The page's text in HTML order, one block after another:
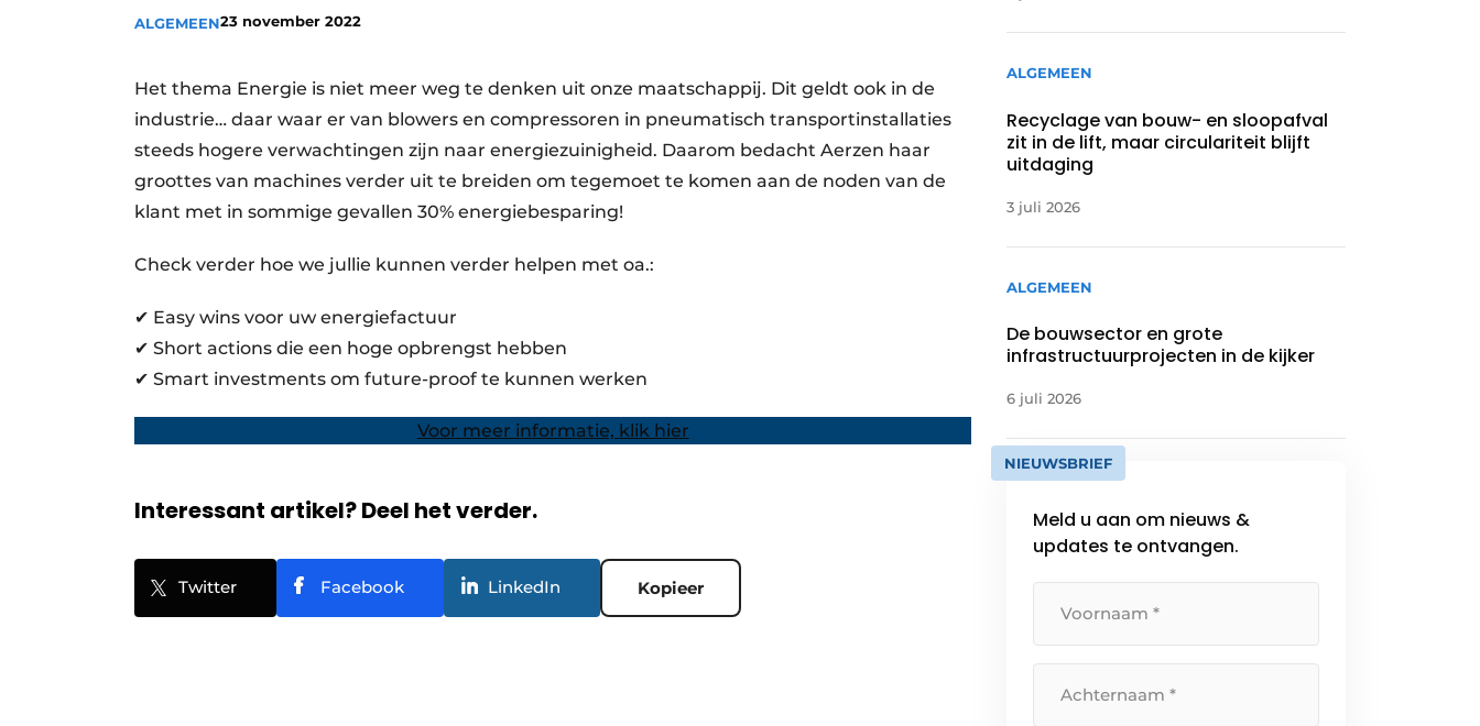
Vacatures
ALGEMEEN23 november 2022
Het thema Energie is niet meer weg te denken uit onze maatschappij. Dit geldt ook in de
industrie… daar waar er van blowers en compressoren in pneumatisch transportinstallaties
steeds hogere verwachtingen zijn naar energiezuinigheid. Daarom bedacht Aerzen haar
groottes van machines verder uit te breiden om tegemoet te komen aan de noden van de
klant met in sommige gevallen 30% energiebesparing!
Check verder hoe we jullie kunnen verder helpen met oa.:
✔ Easy wins voor uw energiefactuur
✔ Short actions die een hoge opbrengst hebben
✔ Smart investments om future-proof te kunnen werken
Voor meer informatie, klik hier
Interessant artikel? Deel het verder.
Twitter Facebook LinkedIn Kopieer
ALGEMEEN
Recyclage van bouw- en sloopafval
zit in de lift, maar circulariteit blijft
uitdaging
3 juli 2026
ALGEMEEN
De bouwsector en grote
infrastructuurprojecten in de kijker
6 juli 2026
NIEUWSBRIEF
Meld u aan om nieuws &
updates te ontvangen.